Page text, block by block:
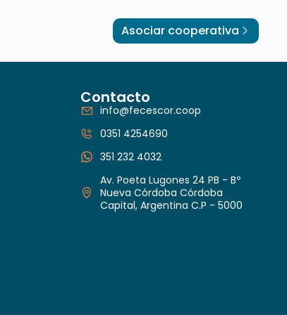
Asociar cooperativa
Contacto
info@fecescor.coop
0351 4254690
351 232 4032
Av. Poeta Lugones 24 PB - Bº
Nueva Córdoba Córdoba
Capital, Argentina C.P - 5000